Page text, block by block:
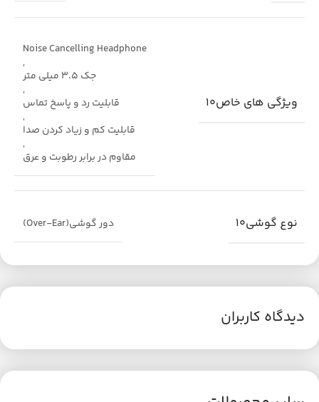
ویژگی های خاص10
Noise Cancelling Headphone
,
جک 3.5 میلی متر
,
قابلیت رد و پاسخ تماس
,
قابلیت کم و زیاد کردن صدا
,
مقاوم در برابر رطوبت و عرق
نوع گوشی10 دور گوشی(Over-Ear)
دیدگاه کاربران